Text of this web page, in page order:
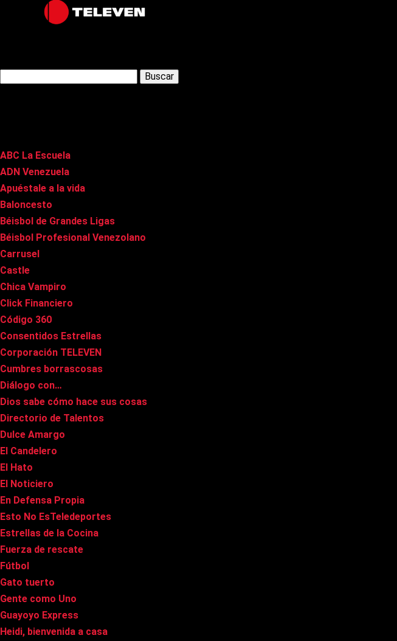
Latest Posts
ABC La Escuela
ADN Venezuela
Apuéstale a la vida
Baloncesto
Béisbol de Grandes Ligas
Béisbol Profesional Venezolano
Carrusel
Castle
Chica Vampiro
Click Financiero
Código 360
Consentidos Estrellas
Corporación TELEVEN
Cumbres borrascosas
Diálogo con…
Dios sabe cómo hace sus cosas
Directorio de Talentos
Dulce Amargo
El Candelero
El Hato
El Noticiero
En Defensa Propia
Esto No EsTeledeportes
Estrellas de la Cocina
Fuerza de rescate
Fútbol
Gato tuerto
Gente como Uno
Guayoyo Express
Heidi, bienvenida a casa